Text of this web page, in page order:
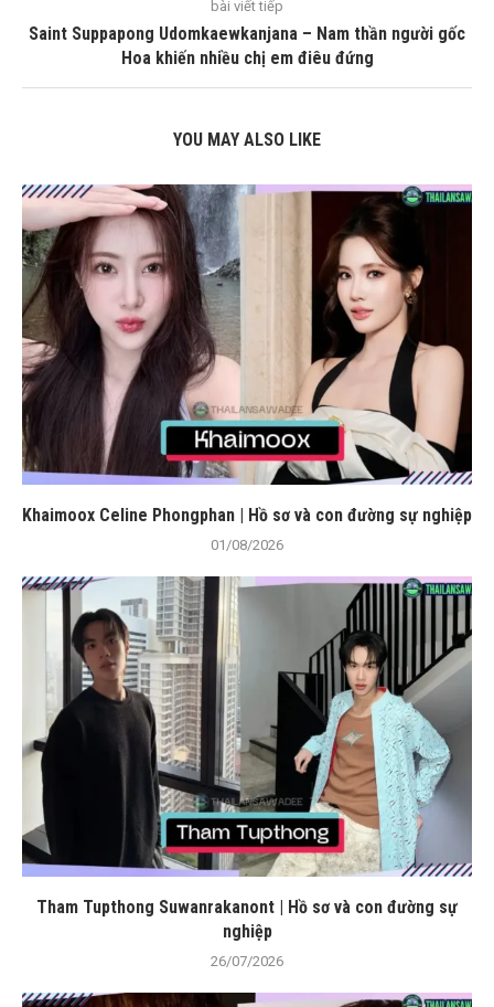
bài viết tiếp
Saint Suppapong Udomkaewkanjana – Nam thần người gốc
Hoa khiến nhiều chị em điêu đứng
YOU MAY ALSO LIKE
Khaimoox Celine Phongphan | Hồ sơ và con đường sự nghiệp
01/08/2026
Tham Tupthong Suwanrakanont | Hồ sơ và con đường sự
nghiệp
26/07/2026